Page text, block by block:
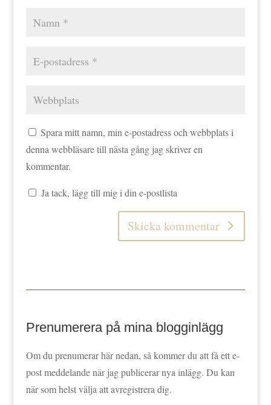
Spara mitt namn, min e-postadress och webbplats i
denna webbläsare till nästa gång jag skriver en
kommentar.
Ja tack, lägg till mig i din e-postlista
Skicka kommentar
Prenumerera på mina blogginlägg
Om du prenumerar här nedan, så kommer du att få ett e-
post meddelande när jag publicerar nya inlägg. Du kan
när som helst välja att avregistrera dig.